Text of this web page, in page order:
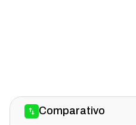
Comparativo